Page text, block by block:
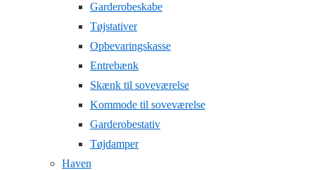
Garderobeskabe
Tøjstativer
Opbevaringskasse
Entrebænk
Skænk til soveværelse
Kommode til soveværelse
Garderobestativ
Tøjdamper
Haven